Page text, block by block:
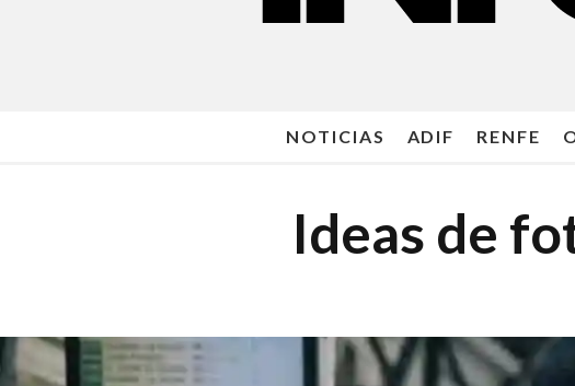
NOTICIAS ADIF RENFE
Ideas de